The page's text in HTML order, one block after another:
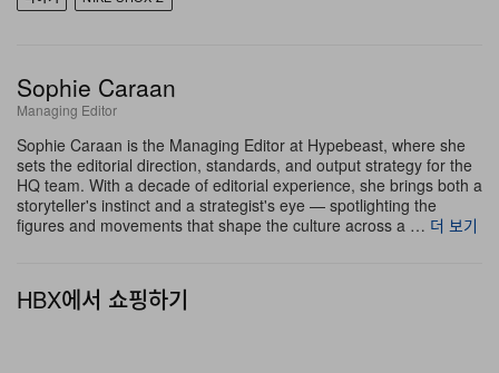
리본 슈레이스는 Shox Z가 전작과 무엇이 다른지를 가장
선명하게 보여주는 디테일이다. 일반적인 원형 혹은 플랫
슈레이스가 러닝 실루엣 위에서 퍼포먼스 무드를 강하게
읽히게 한다면, 리본 슈레이스는 그 미감을 드레스 슈즈와
지니어링을 중심으로 구축된 실루엣 위에서 퍼포먼스에서
Sophie Caraan
Managing Editor
Sophie Caraan is the Managing Editor at Hypebeast, where she
sets the editorial direction, standards, and output strategy for the
HQ team. With a decade of editorial experience, she brings both a
storyteller's instinct and a strategist's eye — spotlighting the
figures and movements that shape the culture across a … 더 보기
HBX에서 쇼핑하기